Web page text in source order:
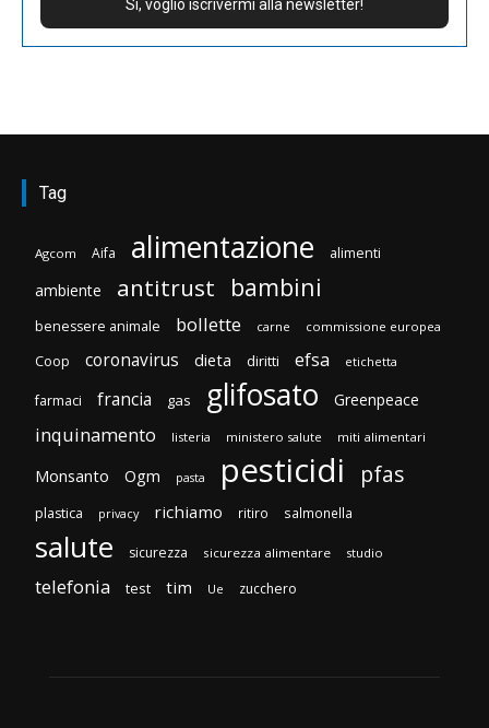
Tag
Agcom Aifa alimentazione alimenti
ambiente antitrust bambini
benessere animale bollette carne commissione europea
Coop coronavirus dieta diritti efsa etichetta
farmaci francia gas glifosato Greenpeace
inquinamento listeria ministero salute miti alimentari
Monsanto Ogm pasta pesticidi pfas
plastica privacy richiamo ritiro salmonella
salute sicurezza sicurezza alimentare studio
telefonia test tim Ue zucchero